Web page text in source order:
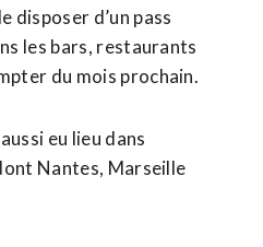
disposer d’un pass
les bars, restaurants
du mois prochain.
eu lieu dans
Nantes, Marseille